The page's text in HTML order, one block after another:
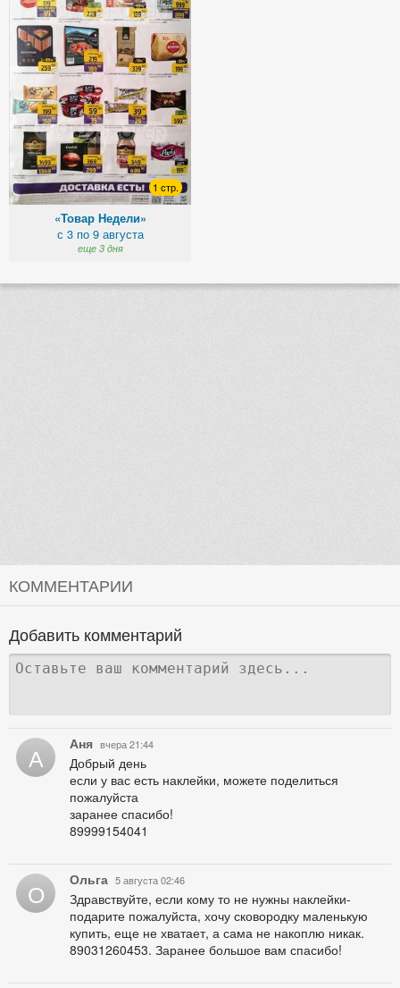
1 стр.
«Товар Недели»
с 3 по 9 августа
еще 3 дня
КОММЕНТАРИИ
Добавить комментарий
А Аня вчера 21:44
Добрый день
если у вас есть наклейки, можете поделиться
пожалуйста
заранее спасибо!
89999154041
О Ольга 5 августа 02:46
Здравствуйте, если кому то не нужны наклейки-
подарите пожалуйста, хочу сковородку маленькую
купить, еще не хватает, а сама не накоплю никак.
89031260453. Заранее большое вам спасибо!